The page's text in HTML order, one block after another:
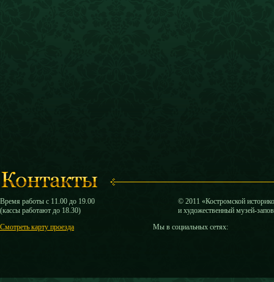
Время работы с 11.00 до 19.00
(кассы работают до 18.30)
Смотреть карту проезда
© 2011 «Костромской
и художественный музей-
Мы в социальных сетях: